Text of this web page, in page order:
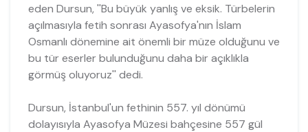
eden Dursun, ''Bu büyük yanlış ve eksik. Türbelerin
açılmasıyla fetih sonrası Ayasofya'nın İslam
Osmanlı dönemine ait önemli bir müze olduğunu ve
bu tür eserler bulunduğunu daha bir açıklıkla
görmüş oluyoruz'' dedi.
Dursun, İstanbul'un fethinin 557. yıl dönümü
dolayısıyla Ayasofya Müzesi bahçesine 557 gül